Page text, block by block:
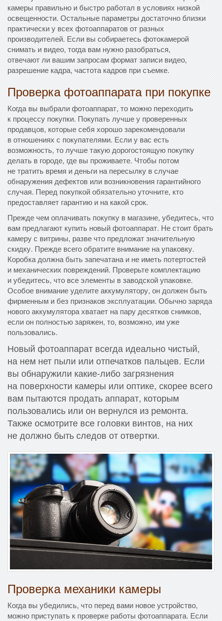
камеры правильно и быстро работал в условиях низкой
освещенности. Остальные параметры достаточно близки
практически у всех фотоаппаратов от разных
производителей. Если вы собираетесь фотокамерой
снимать и видео, тогда вам нужно разобраться,
отвечают ли вашим запросам формат записи видео,
разрешение кадра, частота кадров при съемке.
Проверка фотоаппарата при покупке
Когда вы выбрали фотоаппарат, то можно переходить
к процессу покупки. Покупать лучше у проверенных
продавцов, которые себя хорошо зарекомендовали
в отношениях с покупателями. Если у вас есть
возможность, то лучше такую дорогостоящую покупку
делать в городе, где вы проживаете. Чтобы потом
не тратить время и деньги на пересылку в случае
обнаружения дефектов или возникновения гарантийного
случая. Перед покупкой обязательно уточните, кто
предоставляет гарантию и на какой срок.
Прежде чем оплачивать покупку в магазине, убедитесь, что
вам предлагают купить новый фотоаппарат. Не стоит брать
камеру с витрины, разве что предложат значительную
скидку. Прежде всего обратите внимание на упаковку.
Коробка должна быть запечатана и не иметь потертостей
и механических повреждений. Проверьте комплектацию
и убедитесь, что все элементы в заводской упаковке.
Особое внимание уделите аккумулятору, он должен быть
фирменным и без признаков эксплуатации. Обычно заряда
нового аккумулятора хватает на пару десятков снимков,
если он полностью заряжен, то, возможно, им уже
пользовались.
Новый фотоаппарат всегда идеально чистый,
на нем нет пыли или отпечатков пальцев. Если
вы обнаружили какие-либо загрязнения
на поверхности камеры или оптике, скорее всего
вам пытаются продать аппарат, которым
пользовались или он вернулся из ремонта.
Также осмотрите все головки винтов, на них
не должно быть следов от отвертки.
Проверка механики камеры
Когда вы убедились, что перед вами новое устройство,
можно приступать к проверке работы фотоаппарата. Если